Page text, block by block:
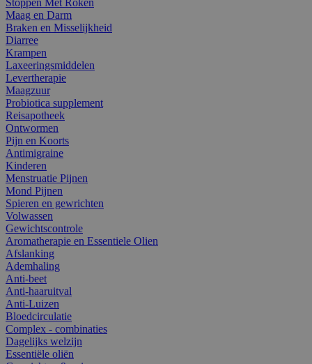
Maag en Darm
Braken en Misselijkheid
Diarree
Krampen
Laxeeringsmiddelen
Levertherapie
Maagzuur
Probiotica supplement
Reisapotheek
Ontwormen
Pijn en Koorts
Antimigraine
Kinderen
Menstruatie Pijnen
Mond Pijnen
Spieren en gewrichten
Volwassen
Gewichtscontrole
Aromatherapie en Essentiele Olien
Afslanking
Ademhaling
Anti-beet
Anti-haaruitval
Anti-Luizen
Bloedcirculatie
Complex - combinaties
Dagelijks welzijn
Essentiële oliën